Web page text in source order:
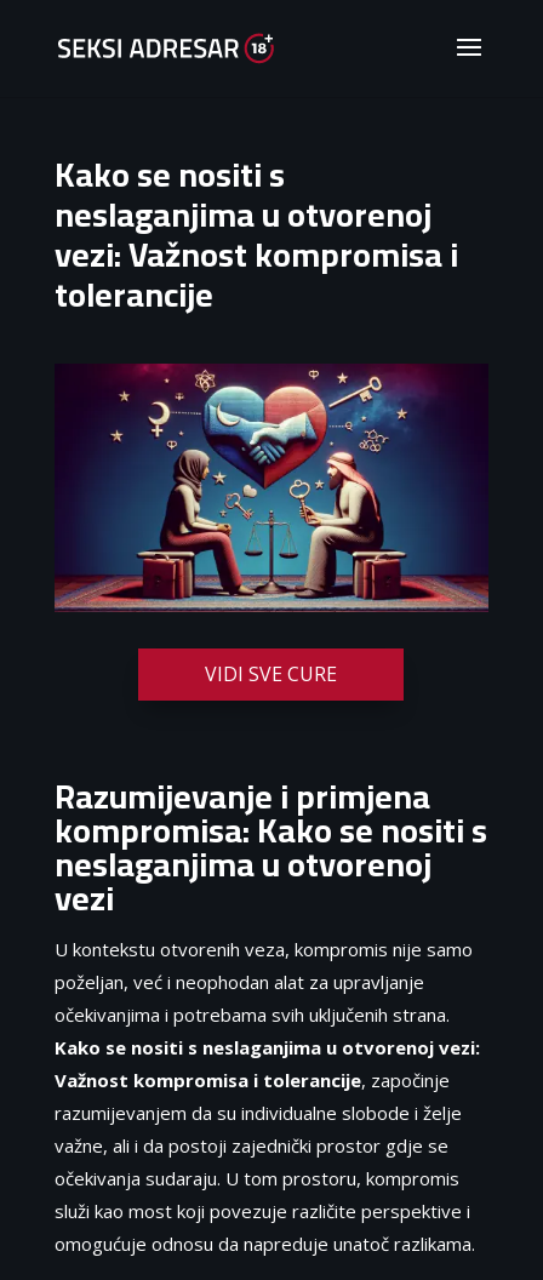
Kako se nositi s
neslaganjima u otvorenoj
vezi: Važnost kompromisa i
tolerancije
VIDI SVE CURE
Razumijevanje i primjena
kompromisa: Kako se nositi s
neslaganjima u otvorenoj
vezi
U kontekstu otvorenih veza, kompromis nije samo
poželjan, već i neophodan alat za upravljanje
očekivanjima i potrebama svih uključenih strana.
Kako se nositi s neslaganjima u otvorenoj vezi:
Važnost kompromisa i tolerancije, započinje
razumijevanjem da su individualne slobode i želje
važne, ali i da postoji zajednički prostor gdje se
očekivanja sudaraju. U tom prostoru, kompromis
služi kao most koji povezuje različite perspektive i
omogućuje odnosu da napreduje unatoč razlikama.